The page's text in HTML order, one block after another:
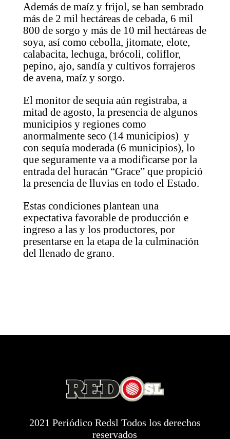
Además de maíz y frijol, se han sembrado
más de 2 mil hectáreas de cebada, 6 mil
800 de sorgo y más de 10 mil hectáreas de
soya, así como cebolla, jitomate, elote,
calabacita, lechuga, brócoli, coliflor,
pepino, ajo, sandía y cultivos forrajeros
de avena, maíz y sorgo.
El monitor de sequía aún registraba, a
mitad de agosto, la presencia de algunos
municipios y regiones como
anormalmente seco (14 municipios) y
con sequía moderada (6 municipios), lo
que seguramente va a modificarse por la
entrada del huracán “Grace” que propició
la presencia de lluvias en todo el Estado.
Estas condiciones plantean una
expectativa favorable de producción e
ingreso a las y los productores, por
presentarse en la etapa de la culminación
del llenado de grano.
2021 Periódico Redsl Todos los derechos
reservados